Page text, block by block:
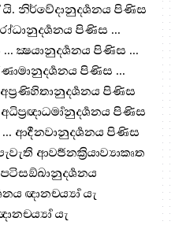
යි. නිර්වේදානුදර්‍ශනය පිණිස
පිණිස ...
ක්‍ෂයානුදර්‍ශනය පිණිස ...
පිණිස …
පිණිස
පිණිස
ආදීනවානුදර්‍ශනය පිණිස
ආවර්‍ජනක්‍රියාව්‍යාකෘත
ඥානචර්‍ය්‍යා යැ
යැ